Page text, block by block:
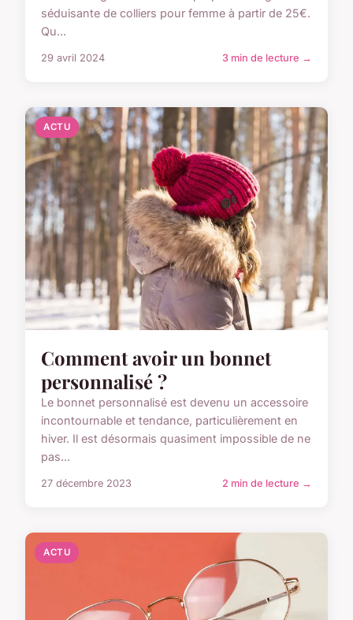
séduisante de colliers pour femme à partir de 25€.
Qu...
29 avril 2024 3 min de lecture →
ACTU
Comment avoir un bonnet
personnalisé ?
Le bonnet personnalisé est devenu un accessoire
incontournable et tendance, particulièrement en
hiver. Il est désormais quasiment impossible de ne
pas...
27 décembre 2023 2 min de lecture →
ACTU